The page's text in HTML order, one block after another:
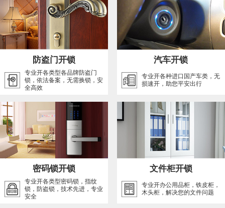
防盗门开锁
专业开各类型各品牌防盗门
锁，依法备案，无需换锁，安
全高效
汽车开锁
专业开各种进口国产车类，无
损速开，助您平安出行
密码锁开锁
专业开各类型密码锁，指纹
锁，防盗锁，技术先进，专业
安全
文件柜开锁
专业开办公用品柜，铁皮柜，
木头柜，解决您的文件问题